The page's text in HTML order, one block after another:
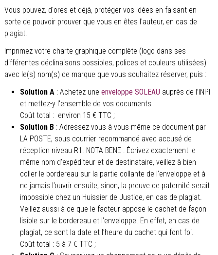
Vous pouvez, d'ores-et-déjà, protéger vos idées en faisant en
sorte de pouvoir prouver que vous en êtes l'auteur, en cas de
plagiat.
Imprimez votre charte graphique complète (logo dans ses
différentes déclinaisons possibles, polices et couleurs utilisées)
avec le(s) nom(s) de marque que vous souhaitez réserver, puis :
Solution A : Achetez une enveloppe SOLEAU auprès de l’INPI
et mettez-y l'ensemble de vos documents
Coût total : environ 15 € TTC ;
Solution B : Adressez-vous à vous-même ce document par
LA POSTE, sous courrier recommandé avec accusé de
réception niveau R1. NOTA BENE : Écrivez exactement le
même nom d’expéditeur et de destinataire, veillez à bien
coller le bordereau sur la partie collante de l’enveloppe et à
ne jamais l’ouvrir ensuite, sinon, la preuve de paternité serait
impossible chez un Huissier de Justice, en cas de plagiat.
Veillez aussi à ce que le facteur appose le cachet de façon
lisible sur le bordereau et l’enveloppe. En effet, en cas de
plagiat, ce sont la date et l’heure du cachet qui font foi.
Coût total : 5 à 7 € TTC ;